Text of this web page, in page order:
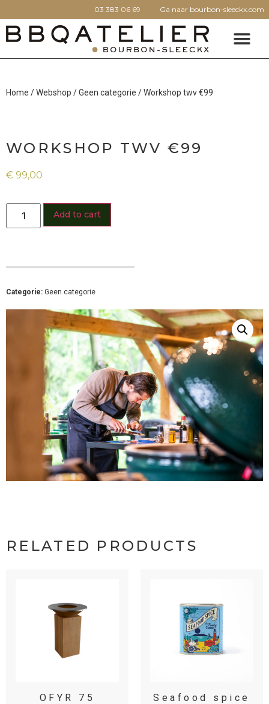
03 383 06 69 Ga naar bourbon-sleeckx.com
Home /Webshop /Geen categorie / Workshop twv €99
WORKSHOP TWV €99
€ 99,00
Add to cart
Categorie: Geen categorie
RELATED PRODUCTS
OFYR 75
Seafood spice